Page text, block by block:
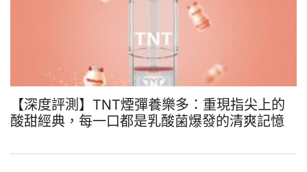
【深度評測】TNT煙彈養樂多：重現指尖上的
酸甜經典，每一口都是乳酸菌爆發的清爽記憶